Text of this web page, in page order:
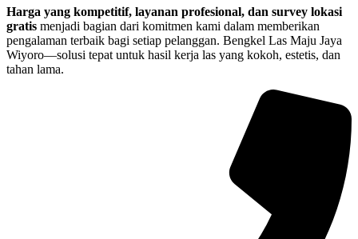
Harga yang kompetitif, layanan profesional, dan survey lokasi
gratis menjadi bagian dari komitmen kami dalam memberikan
pengalaman terbaik bagi setiap pelanggan. Bengkel Las Maju Jaya
Wiyoro—solusi tepat untuk hasil kerja las yang kokoh, estetis, dan
tahan lama.